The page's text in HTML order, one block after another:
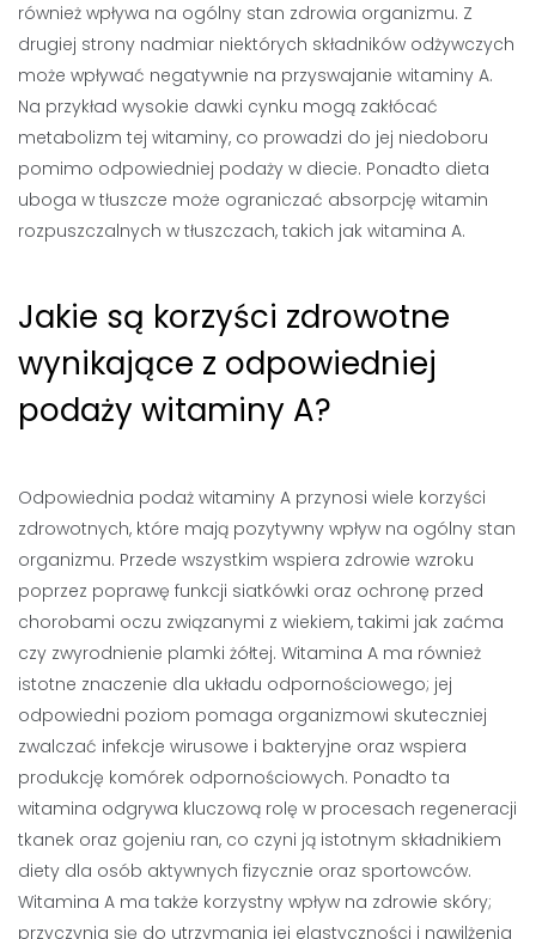
również wpływa na ogólny stan zdrowia organizmu. Z
drugiej strony nadmiar niektórych składników odżywczych
może wpływać negatywnie na przyswajanie witaminy A.
Na przykład wysokie dawki cynku mogą zakłócać
metabolizm tej witaminy, co prowadzi do jej niedoboru
pomimo odpowiedniej podaży w diecie. Ponadto dieta
uboga w tłuszcze może ograniczać absorpcję witamin
rozpuszczalnych w tłuszczach, takich jak witamina A.
Jakie są korzyści zdrowotne
wynikające z odpowiedniej
podaży witaminy A?
Odpowiednia podaż witaminy A przynosi wiele korzyści
zdrowotnych, które mają pozytywny wpływ na ogólny stan
organizmu. Przede wszystkim wspiera zdrowie wzroku
poprzez poprawę funkcji siatkówki oraz ochronę przed
chorobami oczu związanymi z wiekiem, takimi jak zaćma
czy zwyrodnienie plamki żółtej. Witamina A ma również
istotne znaczenie dla układu odpornościowego; jej
odpowiedni poziom pomaga organizmowi skuteczniej
zwalczać infekcje wirusowe i bakteryjne oraz wspiera
produkcję komórek odpornościowych. Ponadto ta
witamina odgrywa kluczową rolę w procesach regeneracji
tkanek oraz gojeniu ran, co czyni ją istotnym składnikiem
diety dla osób aktywnych fizycznie oraz sportowców.
Witamina A ma także korzystny wpływ na zdrowie skóry;
przyczynia się do utrzymania jej elastyczności i nawilżenia